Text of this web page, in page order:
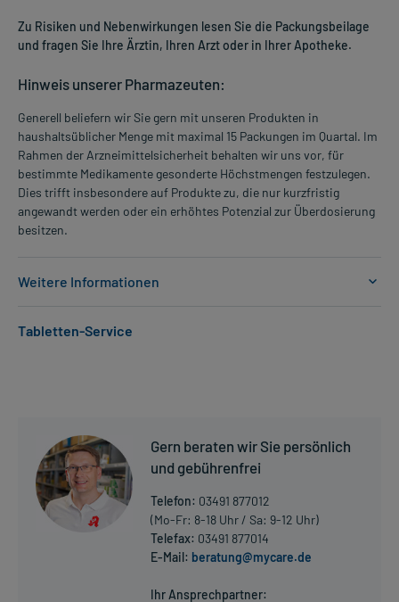
Zu Risiken und Nebenwirkungen lesen Sie die Packungsbeilage
und fragen Sie Ihre Ärztin, Ihren Arzt oder in Ihrer Apotheke.
Hinweis unserer Pharmazeuten:
Generell beliefern wir Sie gern mit unseren Produkten in
haushaltsüblicher Menge mit maximal 15 Packungen im Quartal. Im
Rahmen der Arzneimittelsicherheit behalten wir uns vor, für
bestimmte Medikamente gesonderte Höchstmengen festzulegen.
Dies trifft insbesondere auf Produkte zu, die nur kurzfristig
angewandt werden oder ein erhöhtes Potenzial zur Überdosierung
besitzen.
Weitere Informationen
- Bakterieninfektionen, wie:
- Bakterieninfektionen der Atemwege, wie:
- Bronchitis
- Lungenentzündung
- Bakterieninfektionen des Zahn-, Mund- und Kieferbereiches
- Bakterieninfektionen der Haut, wie:
- Pyodermie (brennende, eitrige Entzündung der Haut)
- Wundrose (Erysipel)
Weichteile und des Bindegewebes)
Mehr anzeigen
Tabletten-Service
Gern beraten wir Sie persönlich
und gebührenfrei
Telefon: 03491 877012
(Mo-Fr: 8-18 Uhr / Sa: 9-12 Uhr)
Telefax: 03491 877014
E-Mail: beratung@mycare.de
Ihr Ansprechpartner: